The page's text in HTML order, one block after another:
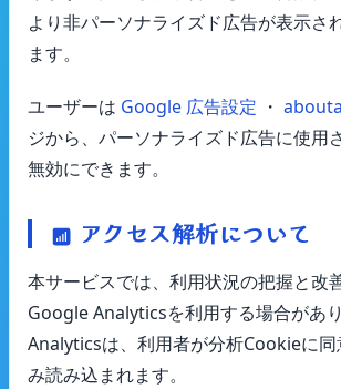
より非パーソナライズド広告が表示さ
ます。
ユーザーは Google 広告設定 ・
ジから、パーソナライズド広告に使用
無効にできます。
アクセス解析について
本サービスでは、利用状況の把握と改
Google Analyticsを利用する場合があ
Analyticsは、利用者が分析Cookieに
み読み込まれます。